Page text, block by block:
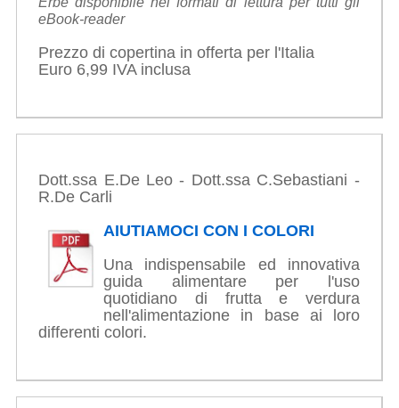
eBook-reader
Prezzo di copertina in offerta per l'Italia
Euro 6,99 IVA inclusa
Dott.ssa E.De Leo - Dott.ssa C.Sebastiani -
R.De Carli
AIUTIAMOCI CON I COLORI
Una indispensabile ed innovativa
guida alimentare per l'uso
quotidiano di frutta e verdura
nell'alimentazione in base ai loro
differenti colori.